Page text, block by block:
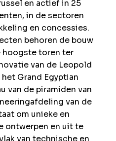
en actief in 25
in de sectoren
en concessies.
behoren de bouw
hoogste toren ter
van de Leopold
Grand Egyptian
van de piramiden van
van de
om unieke en
ontwerpen en uit te
van technische en